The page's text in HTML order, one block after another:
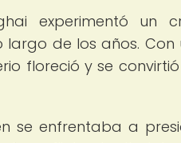
experimentó un
de los años.
floreció y se
se enfrentaba a